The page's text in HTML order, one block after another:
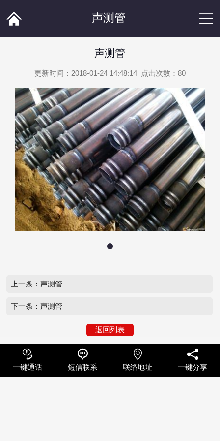
 声测管 
声测管
更新时间：2018-01-24 14:48:14 点击次数： 80
上一条：声测管
下一条：声测管
返回列表

一键通话

短信联系

联络地址

一键分享